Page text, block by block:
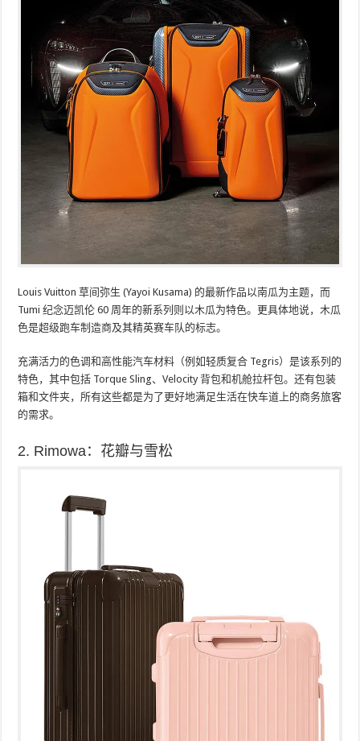
Louis Vuitton 草间弥生 (Yayoi Kusama) 的最新作品以南瓜为主题，而
Tumi 纪念迈凯伦 60 周年的新系列则以木瓜为特色。更具体地说，木瓜
色是超级跑车制造商及其精英赛车队的标志。
充满活力的色调和高性能汽车材料（例如轻质复合 Tegris）是该系列的
特色，其中包括 Torque Sling、Velocity 背包和机舱拉杆包。还有包装
箱和文件夹，所有这些都是为了更好地满足生活在快车道上的商务旅客
的需求。
2. Rimowa：花瓣与雪松